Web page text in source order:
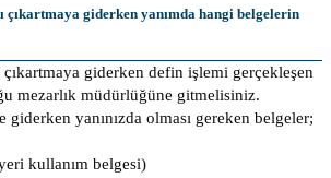
çıkartmaya giderken yanımda hangi belgelerin
çıkartmaya giderken defin işlemi gerçekleşen
mezarlık müdürlüğüne gitmelisiniz.
yanınızda olması gereken belgeler;
kullanım belgesi)